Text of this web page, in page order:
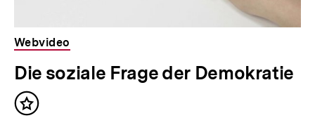
Webvideo
Die soziale Frage der Demokratie
Inhalt